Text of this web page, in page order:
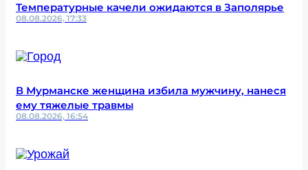
Температурные качели ожидаются в Заполярье
08.08.2026, 17:33
В Мурманске женщина избила мужчину, нанеся
ему тяжелые травмы
08.08.2026, 16:54